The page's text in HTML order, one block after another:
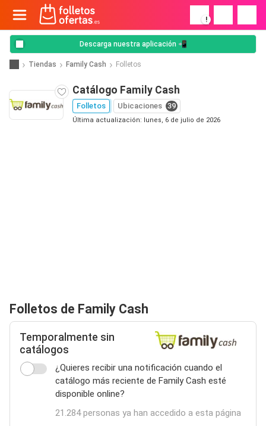
!
Descarga nuestra aplicación 📲
Tiendas Family Cash Folletos
Catálogo Family Cash
Folletos Ubicaciones 39
Última actualización: lunes, 6 de julio de 2026
Folletos de Family Cash
Temporalmente sin
catálogos
¿Quieres recibir una notificación cuando el
catálogo más reciente de Family Cash esté
disponible online?
21.284 personas ya han accedido a esta página